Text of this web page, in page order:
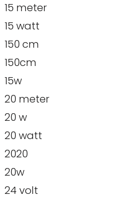
15 meter
15 watt
150 cm
150cm
15w
20 meter
20 w
20 watt
2020
20w
24 volt